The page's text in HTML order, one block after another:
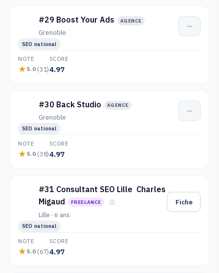
#29 Boost Your Ads AGENCE
Grenoble
—
SEO national
NOTE
5.0 (31)
SCORE
4.97
#30 Back Studio AGENCE
Grenoble
—
SEO national
NOTE
5.0 (38)
SCORE
4.97
#31 Consultant SEO Lille ️ Charles
Migaud
FREELANCE
Lille · 6 ans
Fiche
SEO national
NOTE
5.0 (67)
SCORE
4.97